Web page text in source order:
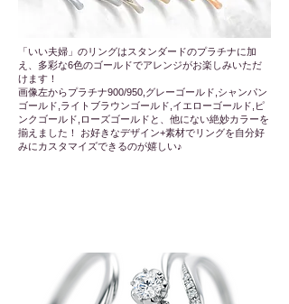
「いい夫婦」のリングはスタンダードのプラチナに加
え、多彩な6色のゴールドでアレンジがお楽しみいただ
けます！
画像左からプラチナ900/950,グレーゴールド,シャンパン
ゴールド,ライトブラウンゴールド,イエローゴールド,ピ
ンクゴールド,ローズゴールドと、他にない絶妙カラーを
揃えました！ お好きなデザイン+素材でリングを自分好
みにカスタマイズできるのが嬉しい♪